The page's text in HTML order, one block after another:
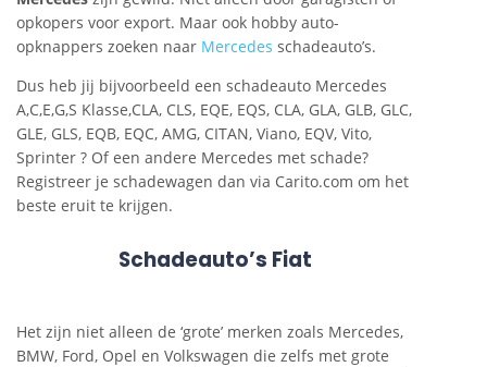
opkopers voor export. Maar ook hobby auto-
opknappers zoeken naar Mercedes schadeauto’s.
Dus heb jij bijvoorbeeld een schadeauto Mercedes
A,C,E,G,S Klasse,CLA, CLS, EQE, EQS, CLA, GLA, GLB, GLC,
GLE, GLS, EQB, EQC, AMG, CITAN, Viano, EQV, Vito,
Sprinter ? Of een andere Mercedes met schade?
Registreer je schadewagen dan via Carito.com om het
beste eruit te krijgen.
Schadeauto’s Fiat
Het zijn niet alleen de ‘grote’ merken zoals Mercedes,
BMW, Ford, Opel en Volkswagen die zelfs met grote